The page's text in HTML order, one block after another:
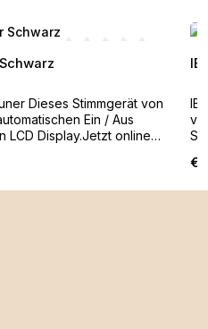
1 Zippverschluss
Schwarz
Durchschnittliche
Dieses Stimmgerät von
Ein / Aus
LCD Display.Jetzt online
Stimm-Modi:
€